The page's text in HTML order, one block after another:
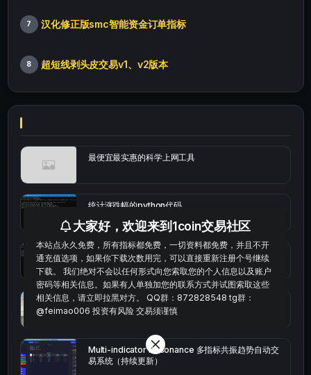
7 汉化修正版smc智能资金订单指标
8 超短线剥头皮交易v1、v2版本
最便宜最实惠的科学上网工具
统计涨跌幅的python代码
okx的短线量化的免费版本
bybit安卓端
Multi-indicator Resonance 多指标共振趋势自动交
易系统（持续更新）
大家好，欢迎来到1coin交易社区
本站点永久免费，所有指标都免费，一切资料都免费，并且不开
通充值选项，如果你下载次数用完，可以直接重新注册个号继续
下载。 我们绝对不会以任何形式向您索取您的个人信息以及账户
密码等相关信息。如果有人单独加您的联系方式并试图索取这些
相关信息，请立即拉黑对方。 QQ群：872828548 tg群：
@feimao006 投资有风险 交易须谨慎